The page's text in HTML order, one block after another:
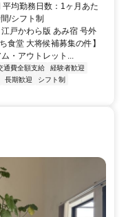
均勤務日数：1ヶ月あた
/シフト制
わら版 あみ宿 号外
大将候補募集の件】
・アウトレット...
通費全額支給
経験者歓迎
長期歓迎
シフト制